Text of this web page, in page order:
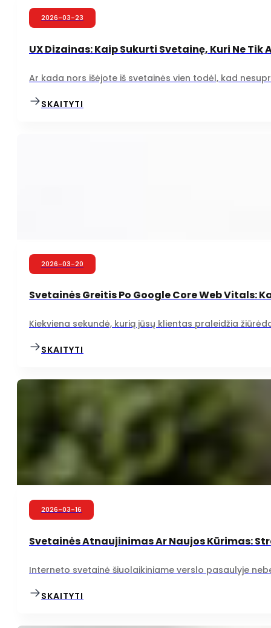
2026-03-23
UX Dizainas: Kaip Sukurti Svetainę, Kuri Ne
Ar kada nors išėjote iš svetainės vien todėl, kad
SKAITYTI
2026-03-20
Svetainės Greitis Po Google Core Web Vitals:
Kiekviena sekundė, kurią jūsų klientas praleidžia
SKAITYTI
2026-03-16
Svetainės Atnaujinimas Ar Naujos Kūrimas:
Interneto svetainė šiuolaikiniame verslo pasaulyje
SKAITYTI